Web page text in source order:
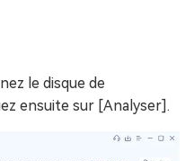
le disque de
ensuite sur [Analyser].